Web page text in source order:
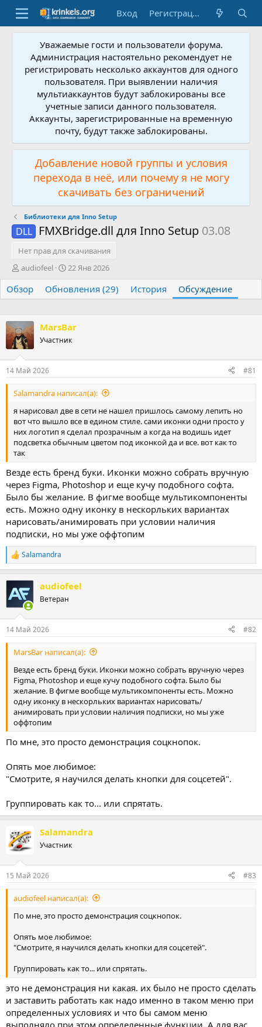
Вход Регистрация
Уважаемые гости и пользователи форума.
Администрация настоятельно рекомендует не
регистрировать несколько аккаунтов для одного
пользователя. При выявлении наличия
мультиаккаунтов будут заблокированы все
учетные записи данного пользователя.
Аккаунты, зарегистрированные на временную
почту, будут также заблокированы.
Добавление новой группы и условия
перехода в неё, или почему я не могу
скачивать без ограничений
Библиотеки для Inno Setup
DLL FMXBridge.dll для Inno Setup 03.08
Нет прав для скачивания
А
т
о
т
е
м
ы
audiofeel
Д
т
а
ч
а
а
22 Янв 2026
Обзор Обновления (29) История Обсуждение
MarsBar
Участник
14 Май 2026 #81
Salamandra написал(а):
я нарисовал две в сети не нашел пришлось самому лепить но
вот что вышло все в едином стиле. сами иконки одни просто у
них логотип я сделал прозрачным а когда на водишь идет
подсветка обычным цветом под иконкой да и все. вот как то
так
Везде есть бренд буки. Иконки можно собрать вручную
через Figma, Photoshop и еще кучу подобного софта.
Было бы желание. В фигме вообще мультикомпоненты
есть. Можно одну иконку в нескорльких вариантах
нарисовать/анимировать при условии наличия
подписки, но мы уже оффтопим
Р
е
к
ц
и
Salamandra
audiofeel
Ветеран
14 Май 2026 #82
MarsBar написал(а):
Везде есть бренд буки. Иконки можно собрать вручную через
Figma, Photoshop и еще кучу подобного софта. Было бы
желание. В фигме вообще мультикомпоненты есть. Можно
одну иконку в нескорльких вариантах нарисовать/
анимировать при условии наличия подписки, но мы уже
оффтопим
По мне, это просто демонстрация соцкнопок.
Опять мое любимое:
"Смотрите, я научился делать кнопки для соцсетей".
Группировать как то... или спрятать.
Salamandra
Участник
15 Май 2026 #83
audiofeel написал(а):
По мне, это просто демонстрация соцкнопок.
Опять мое любимое:
"Смотрите, я научился делать кнопки для соцсетей".
Группировать как то... или спрятать.
это не демонстрация ни какая. их было не просто сделать
и заставить работать как надо именно в таком меню при
определенных условиях и что бы самом меню